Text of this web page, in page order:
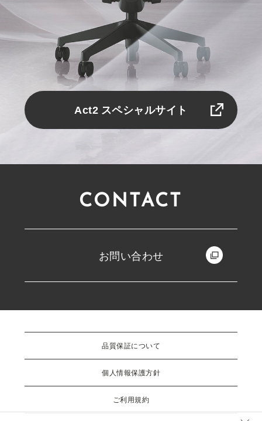
Act2 スペシャルサイト
CONTACT
お問い合わせ
品質保証について
個人情報保護方針
ご利用規約